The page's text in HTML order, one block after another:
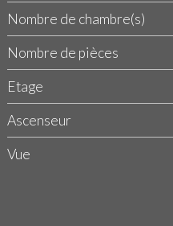
Nombre de chambre(s)
Nombre de pièces
Etage
Ascenseur
Vue